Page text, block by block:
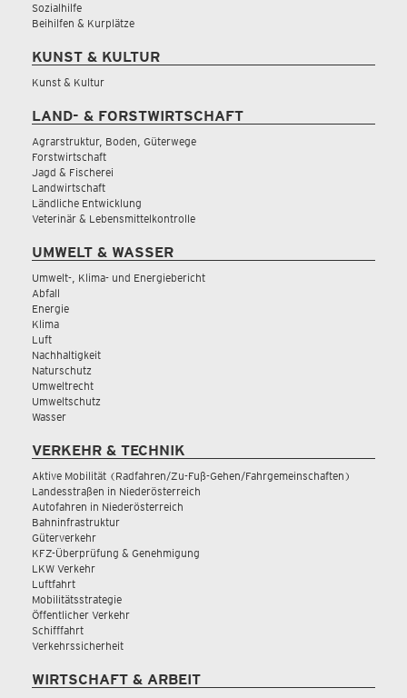
Sozialhilfe
Beihilfen & Kurplätze
KUNST & KULTUR
Kunst & Kultur
LAND- & FORSTWIRTSCHAFT
Agrarstruktur, Boden, Güterwege
Forstwirtschaft
Jagd & Fischerei
Landwirtschaft
Ländliche Entwicklung
Veterinär & Lebensmittelkontrolle
UMWELT & WASSER
Umwelt-, Klima- und Energiebericht
Abfall
Energie
Klima
Luft
Nachhaltigkeit
Naturschutz
Umweltrecht
Umweltschutz
Wasser
VERKEHR & TECHNIK
Aktive Mobilität (Radfahren/Zu-Fuß-Gehen/Fahrgemeinschaften)
Landesstraßen in Niederösterreich
Autofahren in Niederösterreich
Bahninfrastruktur
Güterverkehr
KFZ-Überprüfung & Genehmigung
LKW Verkehr
Luftfahrt
Mobilitätsstrategie
Öffentlicher Verkehr
Schifffahrt
Verkehrssicherheit
WIRTSCHAFT & ARBEIT